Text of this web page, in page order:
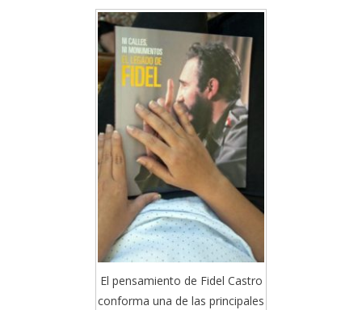
El pensamiento de Fidel Castro
conforma una de las principales